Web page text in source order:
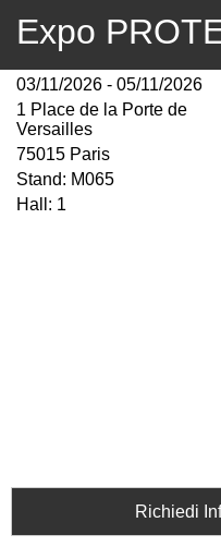
Expo
03/11/2026 - 05/11/2026
1 Place de la Porte de
Versailles
75015 Paris
Stand: M065
Hall: 1
Richiedi